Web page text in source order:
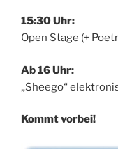
15:30 Uhr:
Open Stage (+
Ab 16 Uhr:
„Sheego“
Kommt vorbei!